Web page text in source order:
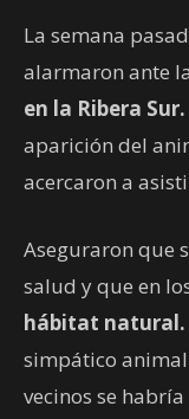
La semana
alarmaron ante la
en la Ribera Sur.
aparición del
acercaron a
Aseguraron que
salud y que en
hábitat natural.
simpático animal
vecinos se